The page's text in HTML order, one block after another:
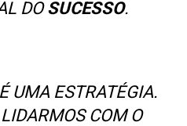
DOSUCESSO.
UMA ESTRATÉGIA.
COM O